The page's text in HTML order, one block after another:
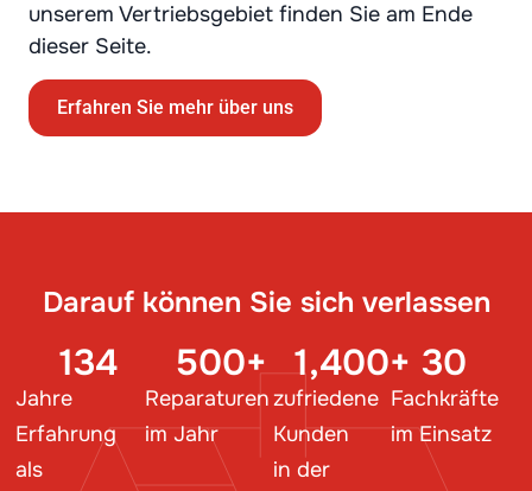
unserem Vertriebsgebiet finden Sie am Ende
dieser Seite.
Erfahren Sie mehr über uns
Darauf können Sie sich verlassen
Jahre
Erfahrung
als
134
Reparaturen
im Jahr
500+
zufriedene
Kunden
in der
1,400+
Fachkräfte
im Einsatz
30